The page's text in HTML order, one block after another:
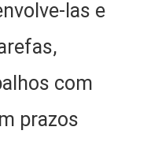
las e
com
prazos